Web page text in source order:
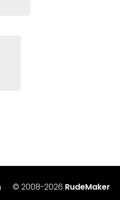
© 2008-2026 RudeMaker